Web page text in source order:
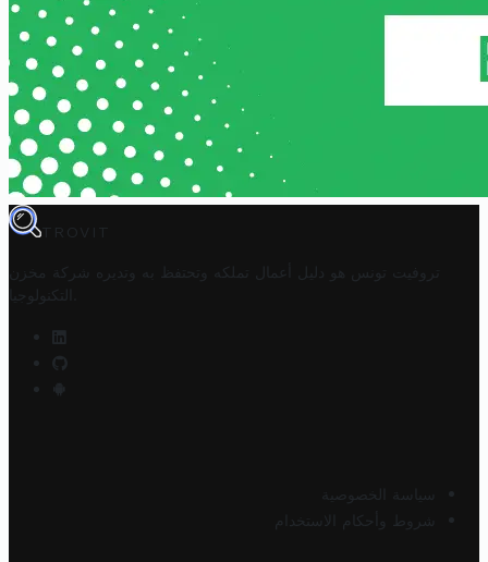
TROVIT
تروفيت تونس هو دليل أعمال تملكه وتحتفظ به وتديره
شركة مخزن
التكنولوجيا
سياسة الخصوصية
شروط وأحكام الاستخدام